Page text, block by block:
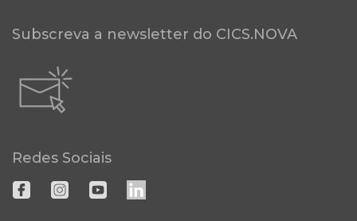
Subscreva a newsletter do CICS.NOVA
Redes Sociais